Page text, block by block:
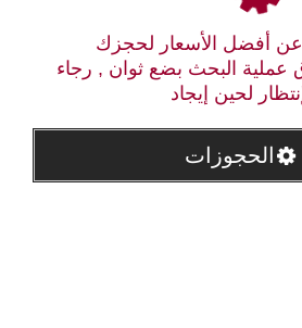
أفضل الأسعار لحجزك
عملية البحث بضع ثوان , رجاء
لحين إيجاد
الحجوزات